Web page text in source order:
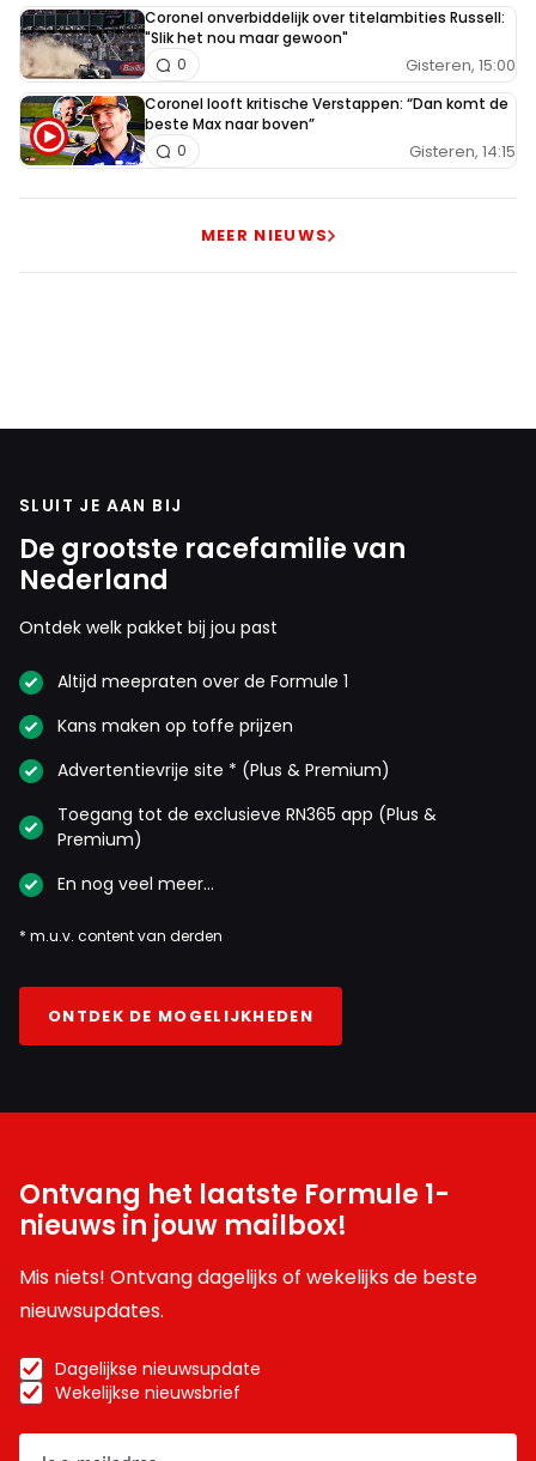
Coronel onverbiddelijk over titelambities Russell:
"Slik het nou maar gewoon"
Gisteren, 15:00
0
Coronel looft kritische Verstappen: “Dan komt de
beste Max naar boven”
Gisteren, 14:15
0
MEER NIEUWS
SLUIT JE AAN BIJ
De grootste racefamilie van
Nederland
Ontdek welk pakket bij jou past
Altijd meepraten over de Formule 1
Kans maken op toffe prijzen
Advertentievrije site * (Plus & Premium)
Toegang tot de exclusieve RN365 app (Plus &
Premium)
En nog veel meer…
* m.u.v. content van derden
ONTDEK DE MOGELIJKHEDEN
Ontvang het laatste Formule 1-
nieuws in jouw mailbox!
Mis niets! Ontvang dagelijks of wekelijks de beste
nieuwsupdates.
Dagelijkse nieuwsupdate
Wekelijkse nieuwsbrief